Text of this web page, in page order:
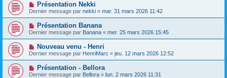
Présentation Nekki
Dernier message par nekki « mar. 31 mars 2026 11:42
Présentation Banana
Dernier message par Banana « mer. 25 mars 2026 15:45
Nouveau venu - Henri
Dernier message par HenriMarc « jeu. 12 mars 2026 12:52
Présentation - Bellora
Dernier message par Bellora « lun. 2 mars 2026 11:31